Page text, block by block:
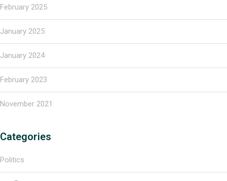
February 2025
January 2025
January 2024
February 2023
November 2021
Categories
Politics